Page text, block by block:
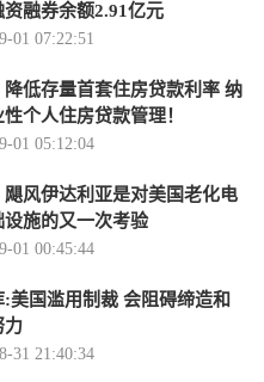
资融券余额2.91亿元
01 07:22:51
降低存量首套住房贷款利率 纳
性个人住房贷款管理！
01 05:12:04
飓风伊达利亚是对美国老化电
设施的又一次考验
01 00:45:44
:美国滥用制裁 会阻碍缔造和
力
31 21:40:34